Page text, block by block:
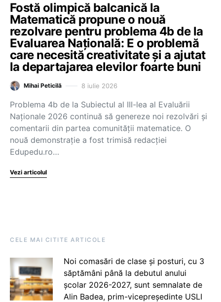
Fostă olimpică balcanică la
Matematică propune o nouă
rezolvare pentru problema 4b de la
Evaluarea Națională: E o problemă
care necesită creativitate și a ajutat
la departajarea elevilor foarte buni
Mihai Peticilă 8 iulie 2026
Problema 4b de la Subiectul al III-lea al Evaluării
Naționale 2026 continuă să genereze noi rezolvări și
comentarii din partea comunității matematice. O
nouă demonstrație a fost trimisă redacției
Edupedu.ro…
Vezi articolul
CELE MAI CITITE ARTICOLE
Noi comasări de clase și posturi, cu 3
săptămâni până la debutul anului
școlar 2026-2027, sunt semnalate de
Alin Badea, prim-vicepreședinte USLI